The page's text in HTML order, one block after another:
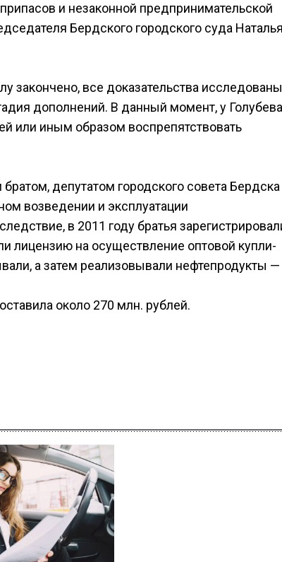
и незаконной предпринимательской
Бердского городского суда Наталья
закончено, все доказательства
дополнений. В данный момент, у
или иным образом воспрепятствовать
депутатом городского совета Бердска
возведении и эксплуатации
в 2011 году братья
лицензию на осуществление оптовой купли-
а затем реализовывали нефтепродукты —
около 270 млн. рублей.